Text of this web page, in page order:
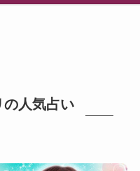
の人気占い